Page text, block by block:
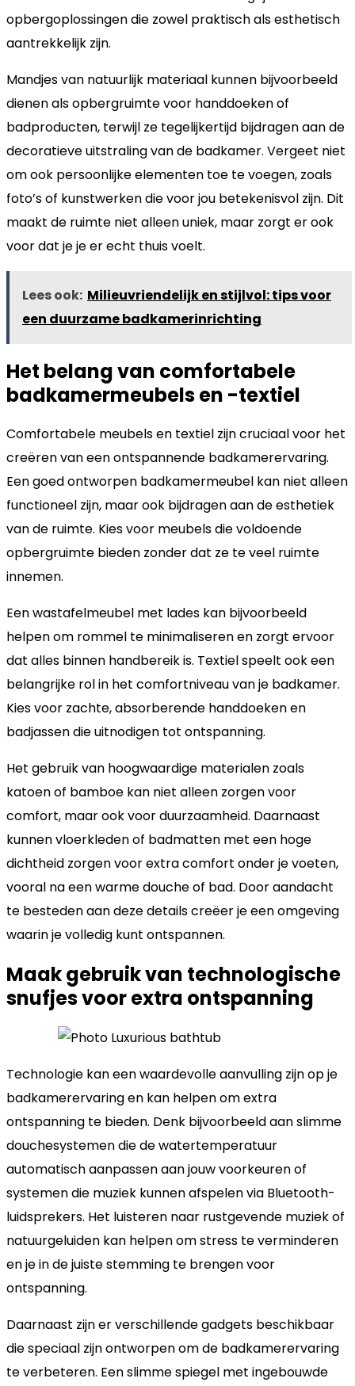
opbergoplossingen die zowel praktisch als esthetisch
aantrekkelijk zijn.
Mandjes van natuurlijk materiaal kunnen bijvoorbeeld
dienen als opbergruimte voor handdoeken of
badproducten, terwijl ze tegelijkertijd bijdragen aan de
decoratieve uitstraling van de badkamer. Vergeet niet
om ook persoonlijke elementen toe te voegen, zoals
foto’s of kunstwerken die voor jou betekenisvol zijn. Dit
maakt de ruimte niet alleen uniek, maar zorgt er ook
voor dat je je er echt thuis voelt.
Lees ook: Milieuvriendelijk en stijlvol: tips voor
een duurzame badkamerinrichting
Het belang van comfortabele
badkamermeubels en -textiel
Comfortabele meubels en textiel zijn cruciaal voor het
creëren van een ontspannende badkamerervaring.
Een goed ontworpen badkamermeubel kan niet alleen
functioneel zijn, maar ook bijdragen aan de esthetiek
van de ruimte. Kies voor meubels die voldoende
opbergruimte bieden zonder dat ze te veel ruimte
innemen.
Een wastafelmeubel met lades kan bijvoorbeeld
helpen om rommel te minimaliseren en zorgt ervoor
dat alles binnen handbereik is. Textiel speelt ook een
belangrijke rol in het comfortniveau van je badkamer.
Kies voor zachte, absorberende handdoeken en
badjassen die uitnodigen tot ontspanning.
Het gebruik van hoogwaardige materialen zoals
katoen of bamboe kan niet alleen zorgen voor
comfort, maar ook voor duurzaamheid. Daarnaast
kunnen vloerkleden of badmatten met een hoge
dichtheid zorgen voor extra comfort onder je voeten,
vooral na een warme douche of bad. Door aandacht
te besteden aan deze details creëer je een omgeving
waarin je volledig kunt ontspannen.
Maak gebruik van technologische
snufjes voor extra ontspanning
Technologie kan een waardevolle aanvulling zijn op je
badkamerervaring en kan helpen om extra
ontspanning te bieden. Denk bijvoorbeeld aan slimme
douchesystemen die de watertemperatuur
automatisch aanpassen aan jouw voorkeuren of
systemen die muziek kunnen afspelen via Bluetooth-
luidsprekers. Het luisteren naar rustgevende muziek of
natuurgeluiden kan helpen om stress te verminderen
en je in de juiste stemming te brengen voor
ontspanning.
Daarnaast zijn er verschillende gadgets beschikbaar
die speciaal zijn ontworpen om de badkamerervaring
te verbeteren. Een slimme spiegel met ingebouwde